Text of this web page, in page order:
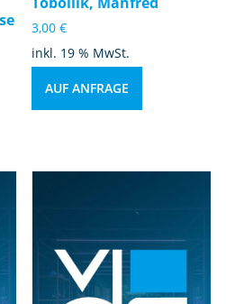
3,00€
inkl. 19 % MwSt.
AUF ANFRAGE